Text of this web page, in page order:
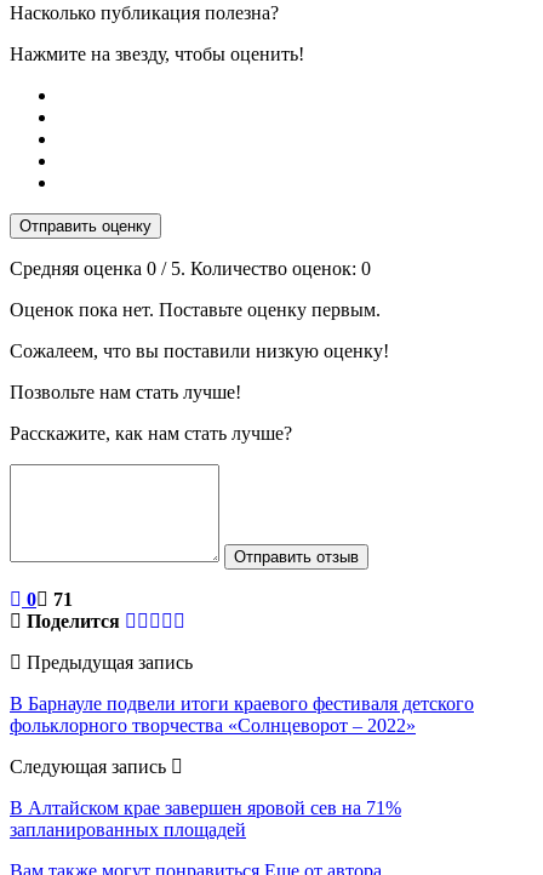
Насколько публикация полезна?
Нажмите на звезду, чтобы оценить!
Отправить оценку
Средняя оценка 0 / 5. Количество оценок: 0
Оценок пока нет. Поставьте оценку первым.
Сожалеем, что вы поставили низкую оценку!
Позвольте нам стать лучше!
Расскажите, как нам стать лучше?
Отправить отзыв
0
71
Поделится
Предыдущая запись
В Барнауле подвели итоги краевого фестиваля детского
фольклорного творчества «Солнцеворот – 2022»
Следующая запись
В Алтайском крае завершен яровой сев на 71%
запланированных площадей
Вам также могут понравиться Еще от автора